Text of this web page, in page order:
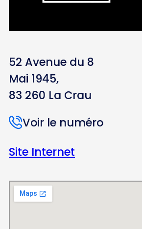
52 Avenue du 8
Mai 1945,
83 260 La Crau
Voir le numéro
Site Internet